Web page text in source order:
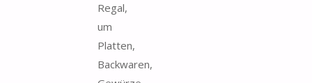
Regal,
um
Platten,
Backwaren,